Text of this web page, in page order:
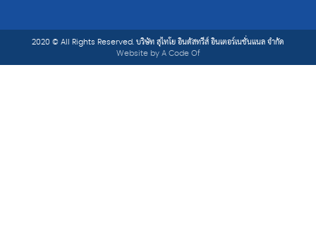
2020 © All Rights Reserved. บริษัท สุไทโย อินดัสทรีส์ อินเตอร์เนชั่นแนล จำกัด
Website by A Code Of